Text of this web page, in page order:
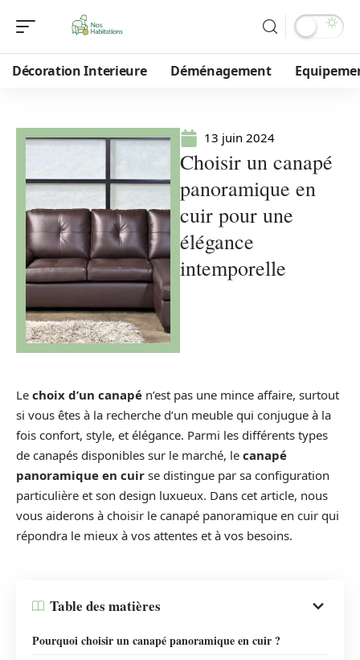
Décoration Interieure Déménagement
13 juin 2024
Choisir un canapé
panoramique en
cuir pour une
élégance
intemporelle
Le choix d’un canapé n’est pas une mince affaire, surtout
si vous êtes à la recherche d’un meuble qui conjugue à la
fois confort, style, et élégance. Parmi les différents types
de canapés disponibles sur le marché, le canapé
panoramique en cuir se distingue par sa configuration
particulière et son design luxueux. Dans cet article, nous
vous aiderons à choisir le canapé panoramique en cuir qui
répondra le mieux à vos attentes et à vos besoins.
Table des matières
Pourquoi choisir un canapé panoramique en cuir ?